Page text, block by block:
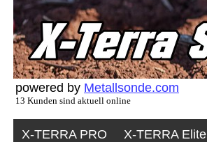
powered by Metallsonde.com
13 Kunden sind aktuell online
X-TERRA PRO X-TERRA Elite